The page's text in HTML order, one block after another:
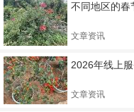
不同地区的春
文章资讯
2026年线上
文章资讯